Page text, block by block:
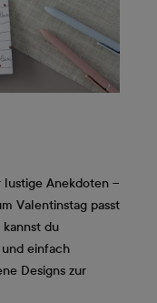
Anekdoten –
Valentinstag passt
du
einfach
Designs zur